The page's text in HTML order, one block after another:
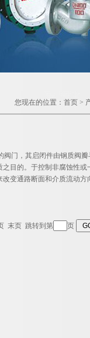
您现在的位置： 首页 >
门，其启闭件由钢质阀
目的。于控制非腐蚀性
变通路断面和介质流动
末页 跳转到第 页